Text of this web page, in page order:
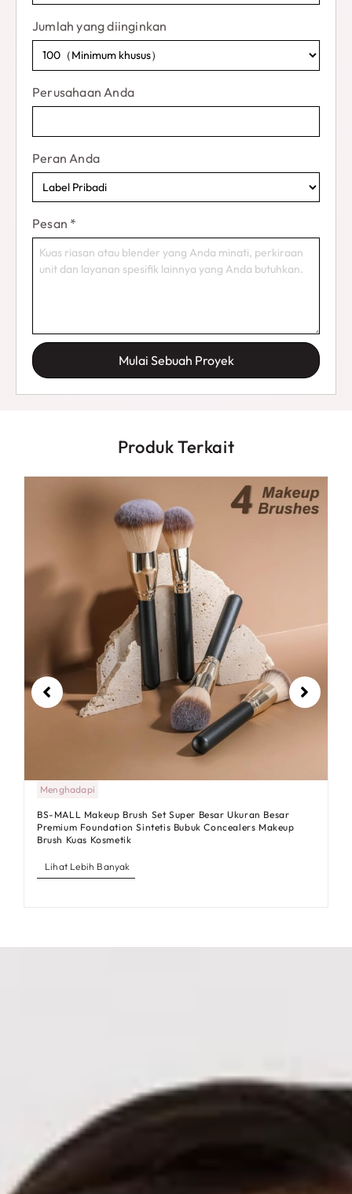
Jumlah yang diinginkan
Perusahaan Anda
Peran Anda
Pesan *
Mulai Sebuah Proyek
Produk Terkait
Menghadapi
BS-MALL Makeup Brush Set Super Besar Ukuran Besar
Premium Foundation Sintetis Bubuk Concealers Makeup
Brush Kuas Kosmetik
Lihat Lebih Banyak